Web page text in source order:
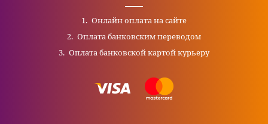
Онлайн оплата на сайте
Оплата банковским переводом
Оплата банковской картой курьеру